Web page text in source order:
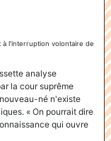
à l'interruption volontaire de
analyse
la cour suprême
né n'existe
« On pourrait dire
qui ouvre